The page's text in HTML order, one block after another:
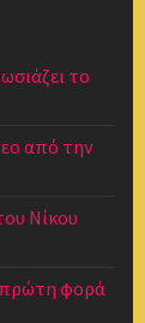
το
από την
Νίκου
πρώτη φορά